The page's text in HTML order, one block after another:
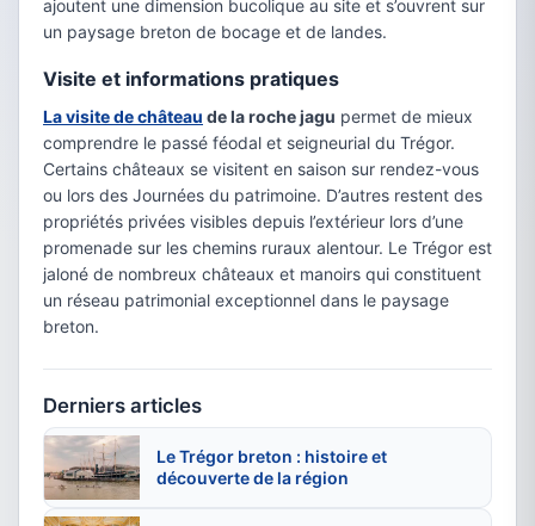
ajoutent une dimension bucolique au site et s’ouvrent sur
un paysage breton de bocage et de landes.
Visite et informations pratiques
La visite de château de la roche jagu permet de mieux
comprendre le passé féodal et seigneurial du Trégor.
Certains châteaux se visitent en saison sur rendez-vous
ou lors des Journées du patrimoine. D’autres restent des
propriétés privées visibles depuis l’extérieur lors d’une
promenade sur les chemins ruraux alentour. Le Trégor est
jaloné de nombreux châteaux et manoirs qui constituent
un réseau patrimonial exceptionnel dans le paysage
breton.
Derniers articles
Le Trégor breton : histoire et
découverte de la région